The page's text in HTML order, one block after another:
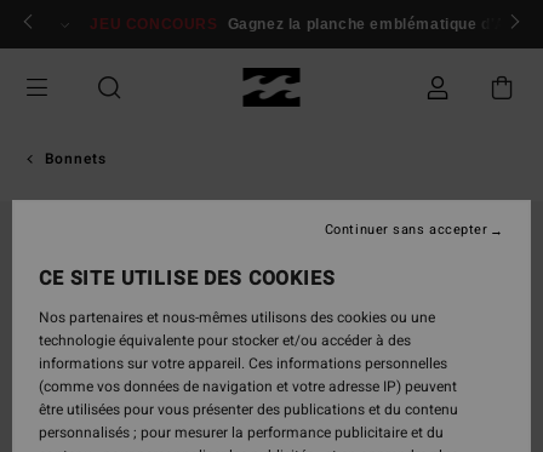
Passer
Se connecter / s'inscrire
JEU CONCOURS Gagnez la planche emblématique d'Andy
Bonnets
CE SITE UTILISE DES COOKIES
Nos partenaires et nous-mêmes utilisons des cookies ou une
technologie équivalente pour stocker et/ou accéder à des
informations sur votre appareil. Ces informations personnelles
(comme vos données de navigation et votre adresse IP) peuvent
être utilisées pour vous présenter des publications et du contenu
personnalisés ; pour mesurer la performance publicitaire et du
Continuer sans accepter